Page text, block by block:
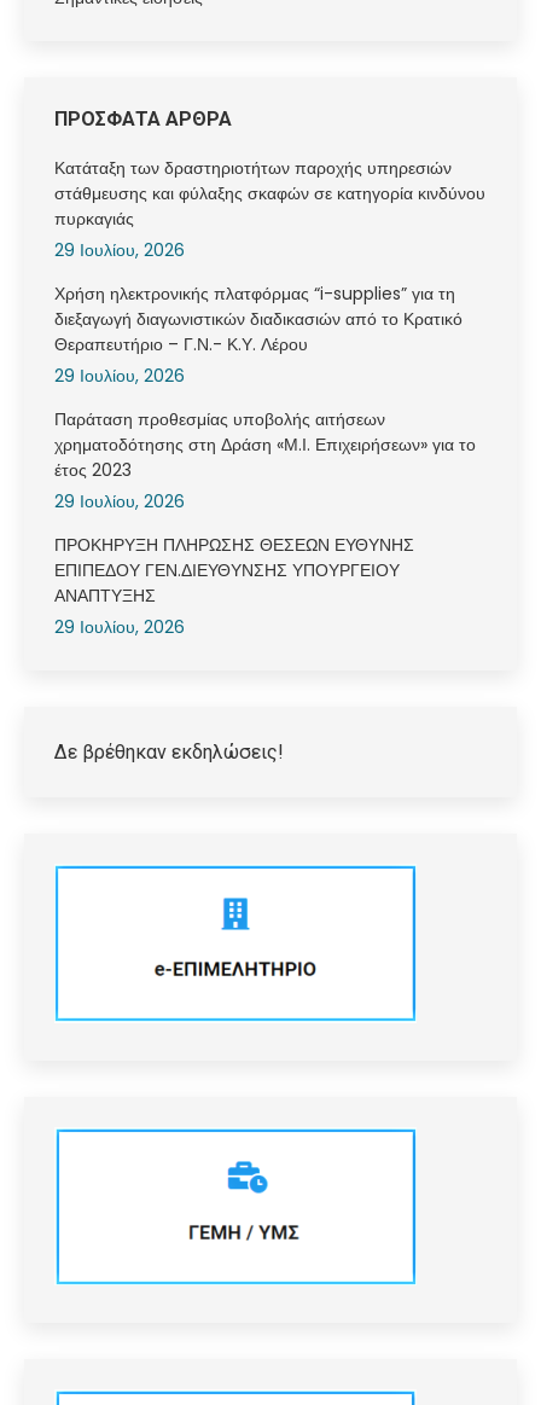
ΠΡΟΣΦΑΤΑ ΑΡΘΡΑ
Κατάταξη των δραστηριοτήτων παροχής υπηρεσιών
στάθμευσης και φύλαξης σκαφών σε κατηγορία κινδύνου
πυρκαγιάς
29 Ιουλίου, 2026
Χρήση ηλεκτρονικής πλατφόρμας “i-supplies” για τη
διεξαγωγή διαγωνιστικών διαδικασιών από το Κρατικό
Θεραπευτήριο – Γ.Ν.- Κ.Υ. Λέρου
29 Ιουλίου, 2026
Παράταση προθεσμίας υποβολής αιτήσεων
χρηματοδότησης στη Δράση «Μ.Ι. Επιχειρήσεων» για το
έτος 2023
29 Ιουλίου, 2026
ΠΡΟΚΗΡΥΞΗ ΠΛΗΡΩΣΗΣ ΘΕΣΕΩΝ ΕΥΘΥΝΗΣ
ΕΠΙΠΕΔΟΥ ΓΕΝ.ΔΙΕΥΘΥΝΣΗΣ ΥΠΟΥΡΓΕΙΟΥ
ΑΝΑΠΤΥΞΗΣ
29 Ιουλίου, 2026
Δε βρέθηκαν εκδηλώσεις!